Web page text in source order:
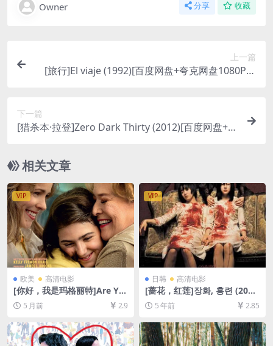
Owner 分享 收藏
上一篇
[旅行]El viaje (1992)[百度网盘+夸克网盘1080P高
下一篇
[猎杀本·拉登]Zero Dark Thirty (2012)[百度网盘+夸
[MP4/12GB][中英字幕]
相关文章
VIP
欧美 高清电影
[你好，我是玛格丽特]Are Yo
u There God? It’s Me, Marg
aret. (2023)[百度网盘+夸克
网盘1080P超清未删减资源]
[网盘在线播放/下载][MP4/6.
7GB][中英字幕]
5 月前 2.9
VIP
日韩 高清电影
[蔷花，红莲]장화, 홍련 (200
3)完整版[百度网盘+迅雷云盘
资源1080P超清未删减][MP4/
7.1GB][韩语中字]
5 年前 2.85